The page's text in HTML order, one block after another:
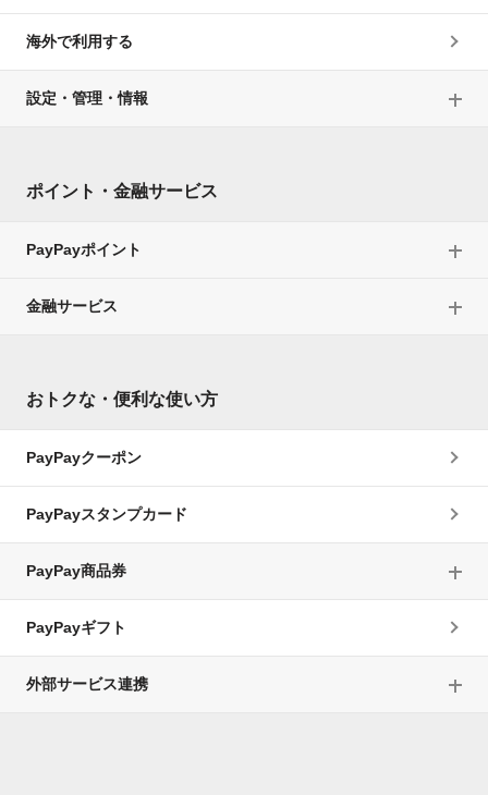
海外で利用する
設定・管理・情報
ポイント・金融サービス
PayPayポイント
金融サービス
おトクな・便利な使い方
PayPayクーポン
PayPayスタンプカード
PayPay商品券
PayPayギフト
外部サービス連携